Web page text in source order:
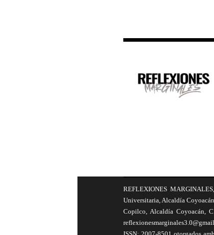
REFLEXIONES
Universitaria, Alcaldía
Copilco, Alcaldía Coyoacán,